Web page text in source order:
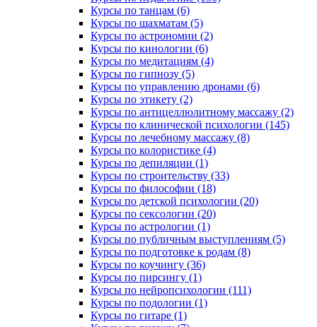
Курсы по танцам (6)
Курсы по шахматам (5)
Курсы по астрономии (2)
Курсы по кинологии (6)
Курсы по медитациям (4)
Курсы по гипнозу (5)
Курсы по управлению дронами (6)
Курсы по этикету (2)
Курсы по антицеллюлитному массажу (2)
Курсы по клинической психологии (145)
Курсы по лечебному массажу (8)
Курсы по колористике (4)
Курсы по депиляции (1)
Курсы по строительству (33)
Курсы по философии (18)
Курсы по детской психологии (20)
Курсы по сексологии (20)
Курсы по астрологии (1)
Курсы по публичным выступлениям (5)
Курсы по подготовке к родам (8)
Курсы по коучингу (36)
Курсы по пирсингу (1)
Курсы по нейропсихологии (111)
Курсы по подологии (1)
Курсы по гитаре (1)